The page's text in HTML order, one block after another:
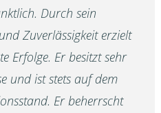
Durch sein
Zuverlässigkeit erzielt
Erfolge. Er besitzt sehr
und ist stets auf dem
Er beherrscht